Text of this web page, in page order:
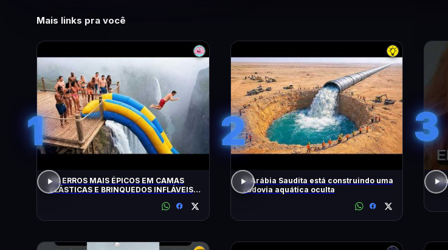
Mais links pra você
1
OS ERROS MAIS ÉPICOS EM CAMAS
ELÁSTICAS E BRINQUEDOS INFLÁVEIS
2
A Arábia Saudita está construindo uma
rodovia aquática oculta
3